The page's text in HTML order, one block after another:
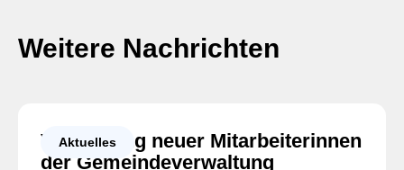
Weitere Nachrichten
Aktuelles
Vorstellung neuer Mitarbeiterinnen
der Gemeindeverwaltung